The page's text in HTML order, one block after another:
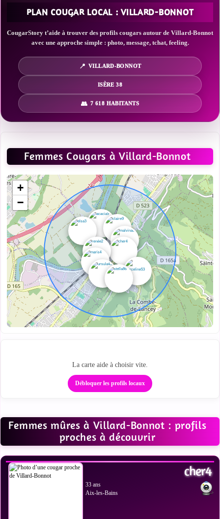
PLAN COUGAR LOCAL : VILLARD-BONNOT
CougarStory t’aide à trouver des profils cougars autour de Villard-Bonnot
avec une approche simple : photo, message, tchat, feeling.
VILLARD-BONNOT
ISÈRE 38
7 618 HABITANTS
Femmes Cougars à Villard-Bonnot
+
−
La carte aide à choisir vite.
Débloquer les profils locaux
Femmes mûres à Villard-Bonnot : profils
proches à découvrir
VOIR LES PHOTOS
cher4
33 ans
Aix-les-Bains